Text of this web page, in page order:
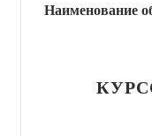
Наименование